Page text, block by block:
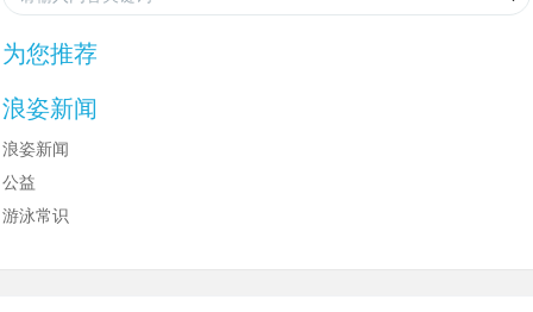
为您推荐
浪姿新闻
浪姿新闻
公益
游泳常识